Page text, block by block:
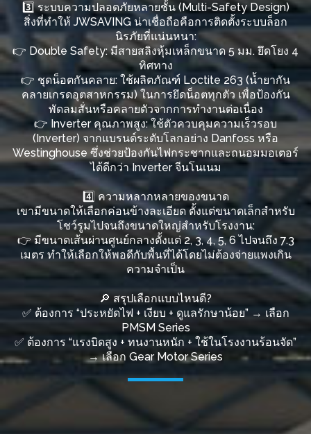
3️⃣ ระบบความปลอดภัยหลายชั้น (Multi-Safety Design)
สิ่งที่ทำให้ JWSAVING น่าเชื่อถือคือการติดตั้งระบบล็อก
นิรภัยที่แน่นหนา:
👉 Double Safety: มีสายสลิงหุ้มเหล็กขนาด 5 มม. ยึดโยง 4
ทิศทาง
👉 ชุดน็อตกันคลาย: ใช้ผลิตภัณฑ์ Loctite 263 (น้ำยากัน
คลายเกรดอุตสาหกรรม) ในการยึดน็อตทุกตัว เพื่อป้องกัน
พัดลมสั่นหรือคลายตัวจากการทำงานต่อเนื่อง
👉 Inverter คุณภาพสูง: ใช้ตัวควบคุมความเร็วรอบ
(Inverter) จากแบรนด์ระดับโลกอย่าง Danfoss หรือ
Westinghouse ซึ่งช่วยป้องกันไฟกระชากและถนอมมอเตอร์
ได้ดีกว่า Inverter จีนโนเนม
4️⃣ ความหลากหลายของขนาด
เขามีขนาดให้เลือกค่อนข้างละเอียด ตั้งแต่ขนาดเล็กสำหรับ
โชว์รูมไปจนถึงขนาดใหญ่สำหรับโรงงาน:
👉 มีขนาดเส้นผ่านศูนย์กลางตั้งแต่ 2, 3, 4, 5, 6 ไปจนถึง 7.3
เมตร ทำให้เลือกให้พอดีกับพื้นที่ได้โดยไม่ต้องจ่ายแพงเกิน
ความจำเป็น
🔎 สรุปเลือกแบบไหนดี?
✅ ต้องการ “ประหยัดไฟ + เงียบ + ดูแลรักษาน้อย” → เลือก
PMSM Series
✅ ต้องการ “แรงบิดสูง + ทนงานหนัก + ใช้ในโรงงานร้อนจัด”
→ เลือก Gear Motor Series